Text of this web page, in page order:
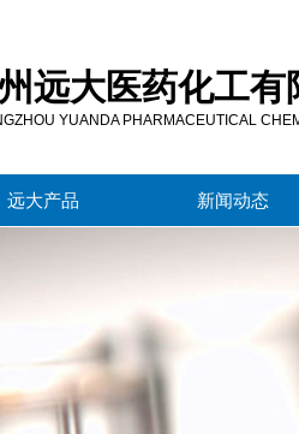
远大医药化工有
YUANDA PHARMACEUTICAL
远大产品 新闻动态